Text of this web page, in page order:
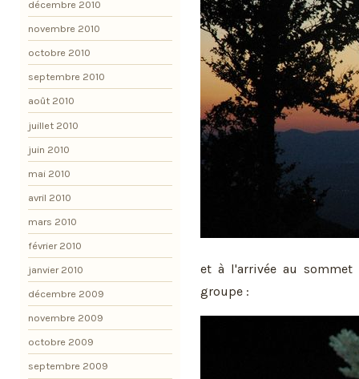
et à l'arrivée au
groupe :
décembre 2010
novembre 2010
octobre 2010
septembre 2010
août 2010
juillet 2010
juin 2010
mai 2010
avril 2010
mars 2010
février 2010
janvier 2010
décembre 2009
novembre 2009
octobre 2009
septembre 2009